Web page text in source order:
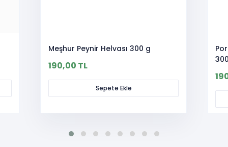
Meşhur Peynir Helvası 300 g
190,00 TL
Sepete Ekle